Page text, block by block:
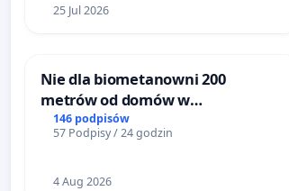
25 Jul 2026
Nie dla biometanowni 200
metrów od domów w
Biernatkach, gm. Wądroże
Wielkie
146 podpisów
57 Podpisy / 24 godzin
4 Aug 2026